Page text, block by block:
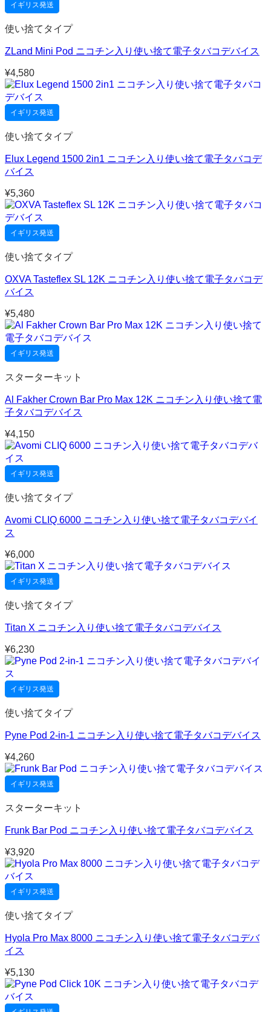
イギリス発送
使い捨てタイプ
ZLand Mini Pod ニコチン入り使い捨て電子タバコデバイス
¥4,580
イギリス発送
使い捨てタイプ
Elux Legend 1500 2in1 ニコチン入り使い捨て電子タバコデ
バイス
¥5,360
イギリス発送
使い捨てタイプ
OXVA Tasteflex SL 12K ニコチン入り使い捨て電子タバコデ
バイス
¥5,480
イギリス発送
スターターキット
Al Fakher Crown Bar Pro Max 12K ニコチン入り使い捨て電
子タバコデバイス
¥4,150
イギリス発送
使い捨てタイプ
Avomi CLIQ 6000 ニコチン入り使い捨て電子タバコデバイ
ス
¥6,000
イギリス発送
使い捨てタイプ
Titan X ニコチン入り使い捨て電子タバコデバイス
¥6,230
イギリス発送
使い捨てタイプ
Pyne Pod 2-in-1 ニコチン入り使い捨て電子タバコデバイス
¥4,260
イギリス発送
スターターキット
Frunk Bar Pod ニコチン入り使い捨て電子タバコデバイス
¥3,920
イギリス発送
使い捨てタイプ
Hyola Pro Max 8000 ニコチン入り使い捨て電子タバコデバ
イス
¥5,130